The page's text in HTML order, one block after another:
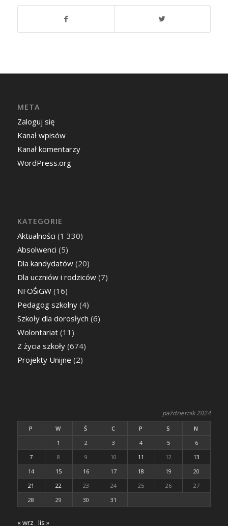
META
Zaloguj się
Kanał wpisów
Kanał komentarzy
WordPress.org
KATEGORIE
Aktualności (1 330)
Absolwenci (5)
Dla kandydatów(20)
Dla uczniów i rodziców(7)
NFOŚiGW(16)
Pedagog szkolny(4)
Szkoły dla dorosłych (6)
Wolontariat(11)
Z życia szkoły(674)
Projekty Unijne (2)
październik 2024
P W Ś C P S
N
1
2 3 4 5
6
7
8 9 10 11 12
13
14
15 16 17 18 19
20
21
22 23 24 25 26
27
28
29 30 31
« wrz lis »